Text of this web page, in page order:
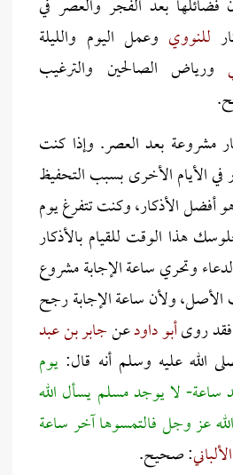
بعد الفجر والعصر في
للنووي وعمل اليوم والليلة
ورياض الصالحين والترغيب
مشروعة بعد العصر. وإذا كنت
الأيام الأخرى بسبب التحفيظ
أفضل الأذكار، وكنت تتفرغ يوم
هذا الوقت للقيام بالأذكار
وتحري ساعة الإجابة مشروع
ولأن ساعة الإجابة رجح
فقد روىأبو داودعنجابر بن عبد
الله عليه وسلم أنه قال: يوم
ساعة- لا يوجد مسلم يسأل الله
عز وجل فالتمسوها آخر ساعة
الألباني: صحيح.